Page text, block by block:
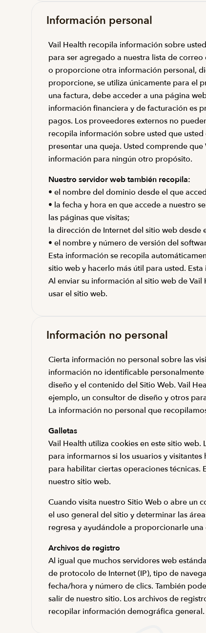
Información personal
Vail Health recopila información sobre
para ser agregado a nuestra lista de
o proporcione otra información personal,
proporcione, se utiliza únicamente para el
una factura, debe acceder a una página
información financiera y de facturación es
pagos. Los proveedores externos no
recopila información sobre usted que
presentar una queja. Usted comprende
información para ningún otro propósito.
Nuestro servidor web también recopila:
• el nombre del dominio desde el que
• la fecha y hora en que accede a nuestro
las páginas que visitas;
la dirección de Internet del sitio web desde
• el nombre y número de versión del
Esta información se recopila
sitio web y hacerlo más útil para usted.
Al enviar su información al sitio web de
usar el sitio web.
Información no personal
Cierta información no personal sobre las
información no identificable
diseño y el contenido del Sitio Web. Vail
ejemplo, un consultor de diseño y otros
La información no personal que
Galletas
Vail Health utiliza cookies en este sitio
para informarnos si los usuarios y
para habilitar ciertas operaciones técnicas.
nuestro sitio web.
Cuando visita nuestro Sitio Web o abre un
el uso general del sitio y determinar las
regresa y ayudándole a proporcionarle
Archivos de registro
Al igual que muchos servidores web
de protocolo de Internet (IP), tipo de
fecha/hora y número de clics. También
salir de nuestro sitio. Los archivos de
recopilar información demográfica general.